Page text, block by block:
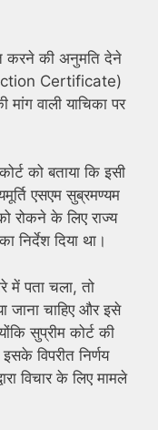
करने की अनुमति देने
Certificate)
वाली याचिका पर
को बताया कि इसी
एसएम सुब्रमण्यम
रोकने के लिए राज्य
निर्देश दिया था।
में पता चला, तो
जाना चाहिए और इसे
सुप्रीम कोर्ट की
विपरीत निर्णय
विचार के लिए मामले